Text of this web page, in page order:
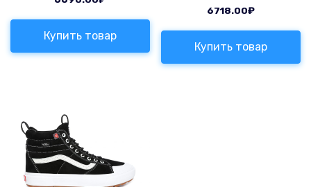
Купить товар
6718.00₽
Купить товар